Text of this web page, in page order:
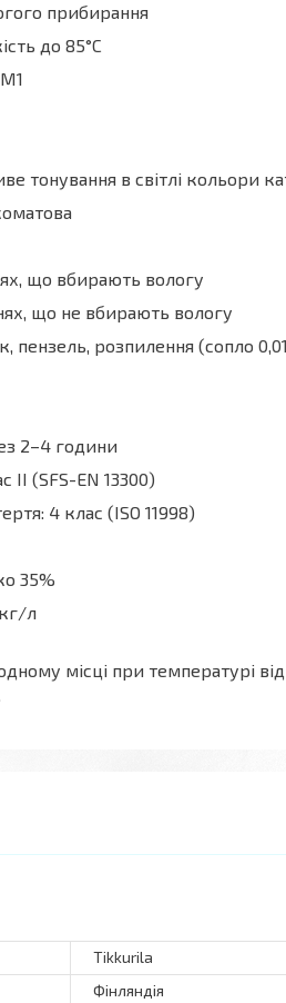
прибирання
до 85°C
тонування в світлі кольори
що вбирають вологу
що не вбирають вологу
пензель, розпилення (сопло
2–4 години
II (SFS-EN 13300)
4 клас (ISO 11998)
35%
л
місці при температурі
Tikkurila
Фінляндія